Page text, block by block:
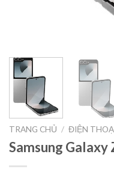
TRANG CHỦ / ĐIỆN
Samsung